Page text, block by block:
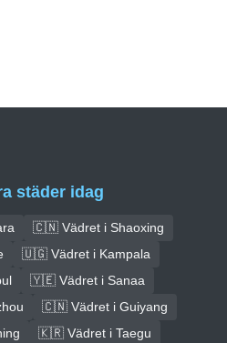
städer idag
🇨🇳 Vädret i Shaoxing
🇺🇬 Vädret i Kampala
🇾🇪 Vädret i Sanaa
🇨🇳 Vädret i Guiyang
🇰🇷 Vädret i Taegu